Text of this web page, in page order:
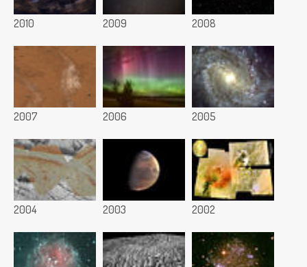
2010 2009 2008
2007 2006 2005
2004 2003 2002